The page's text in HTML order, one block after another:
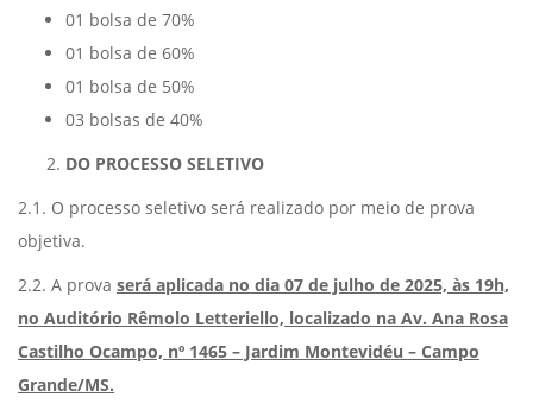
01 bolsa de 70%
01 bolsa de 60%
01 bolsa de 50%
03 bolsas de 40%
DO PROCESSO SELETIVO
2.1. O processo seletivo será realizado por meio de prova
objetiva.
2.2. A prova será aplicada no dia 07 de julho de 2025, às 19h,
no Auditório Rêmolo Letteriello, localizado na Av. Ana Rosa
Castilho Ocampo, nº 1465 – Jardim Montevidéu – Campo
Grande/MS.